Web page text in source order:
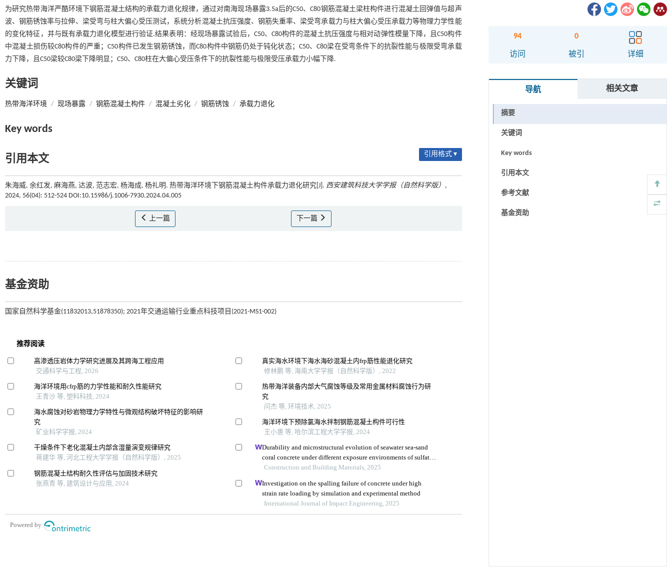
为研究热带海洋严酷环境下钢筋混凝土结构的承载力退化规律，通过对南海现场暴露3.5a后的C50、C80钢筋混凝土梁柱构件进行混凝土回弹值与超声
波、钢筋锈蚀率与拉伸、梁受弯与柱大偏心受压测试，系统分析混凝土抗压强度、钢筋失重率、梁受弯承载力与柱大偏心受压承载力等物理力学性能
的变化特征，并与既有承载力退化模型进行验证.结果表明：经现场暴露试验后，C50、C80构件的混凝土抗压强度与相对动弹性模量下降，且C50构件
中混凝土损伤较C80构件的严重；C50构件已发生钢筋锈蚀，而C80构件中钢筋仍处于钝化状态；C50、C80梁在受弯条件下的抗裂性能与极限受弯承载
力下降，且C50梁较C80梁下降明显；C50、C80柱在大偏心受压条件下的抗裂性能与极限受压承载力小幅下降.
关键词
热带海洋环境 / 现场暴露 / 钢筋混凝土构件 / 混凝土劣化 / 钢筋锈蚀 / 承载力退化
Key words
引用本文 引用格式 ▾
朱海威, 余红发, 麻海燕, 达波, 范志宏, 杨海成, 杨礼明. 热带海洋环境下钢筋混凝土构件承载力退化研究[J]. 西安建筑科技大学学报（自然科学版） ,
2024, 56(04): 512-524 DOI:10.15986/j.1006-7930.2024.04.005
上一篇 下一篇
基金资助
国家自然科学基金(11832013,51878350); 2021年交通运输行业重点科技项目(2021-MS1-002)
94
访问
0
被引 详细
导航 相关文章
摘要
关键词
Key words
引用本文
参考文献
基金资助